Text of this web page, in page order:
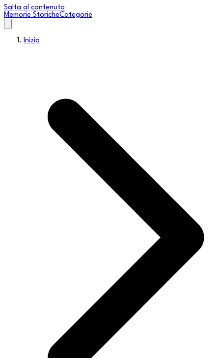
Salta al contenuto
Memorie StoricheCategorie
Inizio